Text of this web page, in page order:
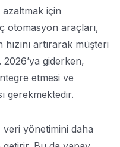
azaltmak için
otomasyon araçları,
artırarak müşteri
giderken,
etmesi ve
gerekmektedir.
veri yönetimini daha